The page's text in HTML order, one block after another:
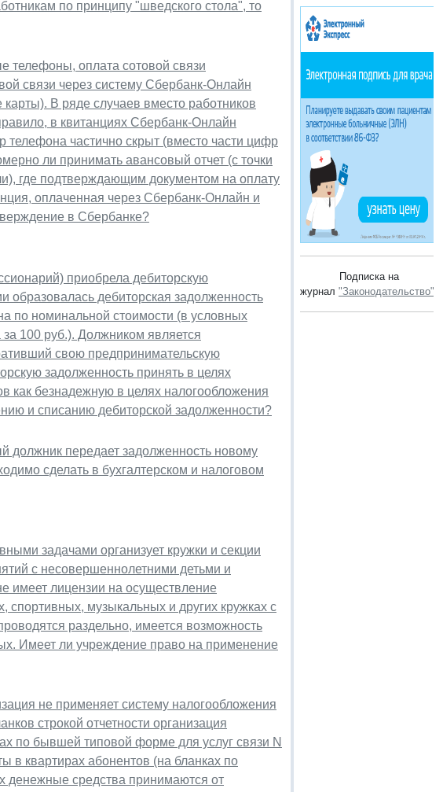
по принципу "шведского стола", то
телефоны, оплата сотовой связи
связи через систему Сбербанк-Онлайн
В ряде случаев вместо работников
в квитанциях Сбербанк-Онлайн
частично скрыт (вместо части цифр
ли принимать авансовый отчет (с точки
где подтверждающим документом на оплату
оплаченная через Сбербанк-Онлайн и
в Сбербанке?
приобрела дебиторскую
образовалась дебиторская задолженность
по номинальной стоимости (в условных
100 руб.). Должником является
свою предпринимательскую
задолженность принять в целях
как безнадежную в целях налогообложения
и списанию дебиторской задолженности?
должник передает задолженность новому
сделать в бухгалтерском и налоговом
задачами организует кружки и секции
с несовершеннолетними детьми и
имеет лицензии на осуществление
спортивных, музыкальных и других кружках с
раздельно, имеется возможность
Имеет ли учреждение право на применение
не применяет систему налогообложения
строкой отчетности организация
по бывшей типовой форме для услуг связи N
в квартирах абонентов (на бланках по
средства принимаются от
Подписка на
журнал "Законодательство"